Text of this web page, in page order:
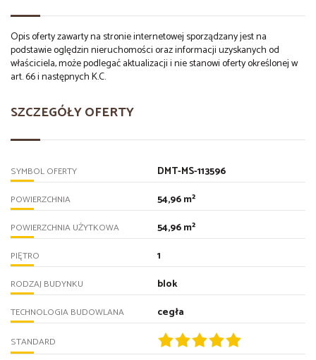
Opis oferty zawarty na stronie internetowej sporządzany jest na
podstawie oględzin nieruchomości oraz informacji uzyskanych od
właściciela, może podlegać aktualizacji i nie stanowi oferty określonej w
art. 66 i następnych K.C.
SZCZEGÓŁY OFERTY
SYMBOL OFERTY DMT-MS-113596
POWIERZCHNIA 54,96 m²
POWIERZCHNIA UŻYTKOWA 54,96 m²
PIĘTRO 1
RODZAJ BUDYNKU blok
TECHNOLOGIA BUDOWLANA cegła
STANDARD